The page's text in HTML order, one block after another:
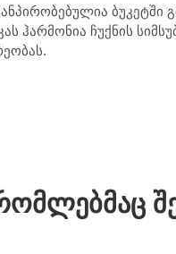
ბუკეტში
ჰარმონია ჩუქნის